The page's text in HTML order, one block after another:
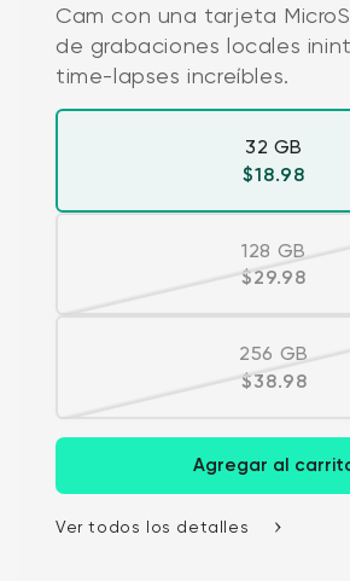
Cam con una tarjeta
de grabaciones locales
time-lapses increíbles.
32 GB
Precio
$18.98
128 GB
Precio
$29.98
256 GB
Precio
$38.98
Agregar al
Ver todos los detalles